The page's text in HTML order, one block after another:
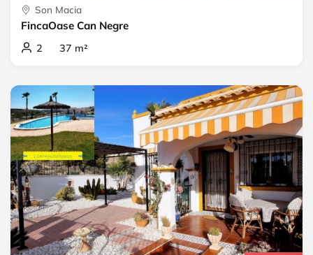
Son Macia
FincaOase Can Negre
2 37 m²